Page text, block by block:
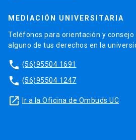
MEDIACIÓN UNIVERSITARIA
Teléfonos para orientación y consejo
alguno de tus derechos en la
phone (56)95504 1691
phone (56)95504 1247
launch Ir a la Oficina de Ombuds UC